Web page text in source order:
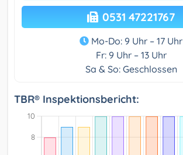
0531 47221767
Mo-Do: 9 Uhr – 17 Uhr
Fr: 9 Uhr – 13 Uhr
Sa & So: Geschlossen
TBR® Inspektionsbericht: